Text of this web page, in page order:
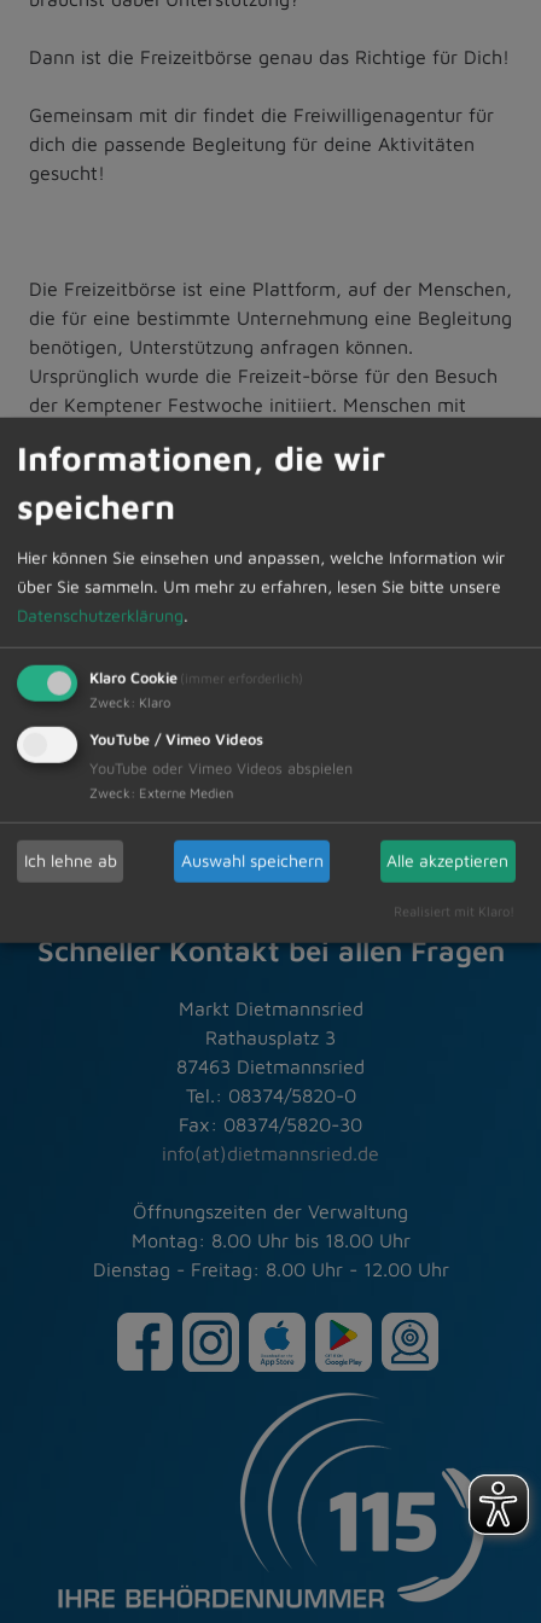
Dann ist die Freizeitbörse genau das Richtige für Dich!
Gemeinsam mit dir findet die Freiwilligenagentur für
dich die passende Begleitung für deine Aktivitäten
gesucht!
Die Freizeitbörse ist eine Plattform, auf der Menschen,
die für eine bestimmte Unternehmung eine Begleitung
benötigen, Unterstützung anfragen können.
Ursprünglich wurde die Freizeit-börse für den Besuch
der Kemptener Festwoche initiiert. Menschen mit
melden und wir versuchen, einen Begleitservice zu
ver-mitteln. Hierfür hat der/die Begleitende
verschiedene Trainings absolviert. Die Freizeitbörse ist
seit April 2025 auch offen für Anfragen von
Seniorinnen und Senioren. Hier gibt es noch mehr
Infos: www.freizeitboerse.net, Tel. +49 08321 6076213
Zur Übersicht
06.06.2025 Amtliche Bekanntmachungen
Schneller Kontakt bei allen Fragen
Markt Dietmannsried
Rathausplatz 3
87463 Dietmannsried
Tel.: 08374/5820-0
Fax: 08374/5820-30
info(at)dietmannsried.de
Öffnungszeiten der Verwaltung
Montag: 8.00 Uhr bis 18.00 Uhr
Dienstag - Freitag: 8.00 Uhr - 12.00 Uhr
Informationen, die wir
speichern
Hier können Sie einsehen und anpassen, welche Information wir
über Sie sammeln. Um mehr zu erfahren, lesen Sie bitte unsere
Datenschutzerklärung.
Klaro Cookie (immer erforderlich)
Zweck : Klaro
YouTube / Vimeo Videos
YouTube oder Vimeo Videos abspielen
Zweck : Externe Medien
Ich lehne ab Auswahl speichern Alle akzeptieren
Realisiert mit Klaro!